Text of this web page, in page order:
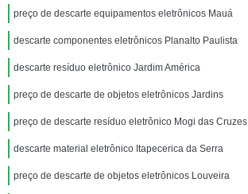
preço de descarte equipamentos eletrônicos Mauá
descarte componentes eletrônicos Planalto Paulista
descarte resíduo eletrônico Jardim América
preço de descarte de objetos eletrônicos Jardins
preço de descarte resíduo eletrônico Mogi das Cruzes
descarte material eletrônico Itapecerica da Serra
preço de descarte de objetos eletrônicos Louveira